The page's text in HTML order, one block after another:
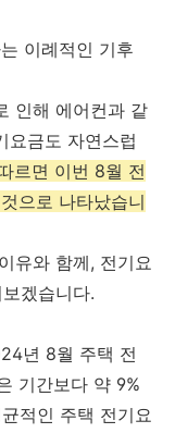
이례적인 기후
인해 에어컨과 같
요금도 자연스럽
르면 이번 8월 전
으로 나타났습니
유와 함께, 전기요
겠습니다.
년 8월 주택 전
기간보다 약 9%
적인 주택 전기요